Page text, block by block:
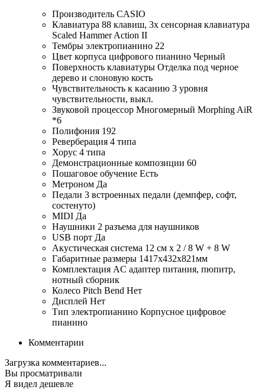
Производитель CASIO
Клавиатура 88 клавиш, 3х сенсорная клавиатура
Scaled Hammer Action II
Тембры электропианино 22
Цвет корпуса цифрового пианино Черный
Поверхность клавиатуры Отделка под черное
дерево и слоновую кость
Чувствительность к касанию 3 уровня
чувствительности, выкл.
Звуковой процессор Многомерный Morphing AiR
*6
Полифония 192
Реверберация 4 типа
Хорус 4 типа
Демонстрационные композиции 60
Пошаговое обучение Есть
Метроном Да
Педали 3 встроенных педали (демпфер, софт,
состенуто)
MIDI Да
Наушники 2 разъема для наушников
USB порт Да
Акустическая система 12 см x 2 / 8 W + 8 W
Габаритные размеры 1417x432x821мм
Комплектация AC адаптер питания, пюпитр,
нотный сборник
Колесо Pitch Bend Нет
Дисплей Нет
Тип электропианино Корпусное цифровое
пианино
Комментарии
Загрузка комментариев...
Вы просматривали
Я видел дешевле